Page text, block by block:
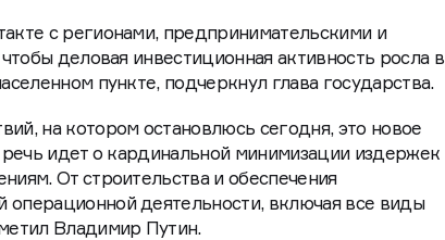
с регионами, предпринимательскими и
деловая инвестиционная активность росла в
пункте, подчеркнул глава государства.
на котором остановлюсь сегодня, это новое
идет о кардинальной минимизации издержек
От строительства и обеспечения
деятельности, включая все виды
Владимир Путин.